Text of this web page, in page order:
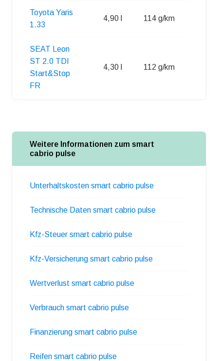
Toyota Yaris
1.33
4,90 l 114 g/km
SEAT Leon
ST 2.0 TDI
Start&Stop
FR
4,30 l 112 g/km
Weitere Informationen zum smart
cabrio pulse
Unterhaltskosten smart cabrio pulse
Technische Daten smart cabrio pulse
Kfz-Steuer smart cabrio pulse
Kfz-Versicherung smart cabrio pulse
Wertverlust smart cabrio pulse
Verbrauch smart cabrio pulse
Finanzierung smart cabrio pulse
Reifen smart cabrio pulse